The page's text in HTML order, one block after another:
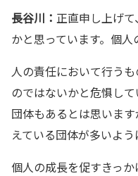
長谷川： 正直申し上げ
かと思っています。個
人の責任において行う
のではないかと危惧し
団体もあるとは思いま
えている団体が多いよう
個人の成長を促すきっ